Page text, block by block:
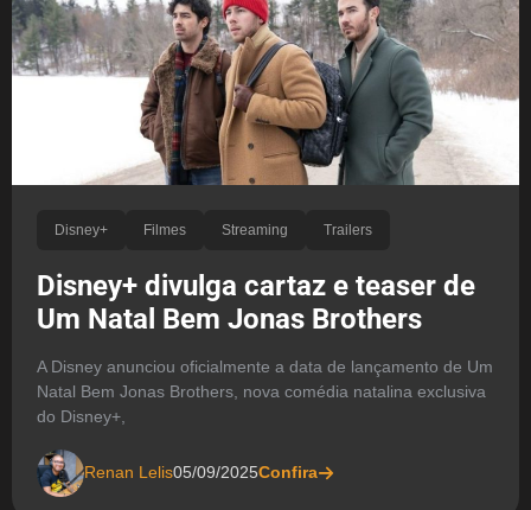
Disney+ Filmes Streaming Trailers
Disney+ divulga cartaz e teaser de
Um Natal Bem Jonas Brothers
A Disney anunciou oficialmente a data de lançamento de Um
Natal Bem Jonas Brothers, nova comédia natalina exclusiva
do Disney+,
Renan Lelis05/09/2025Confira